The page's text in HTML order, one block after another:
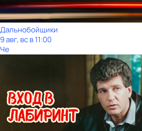
Дальнобойщики
9 авг, вс в 11:00
Че